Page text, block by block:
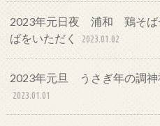
2023年元日夜 浦和 鶏そば
ばをいただく
2023.01.02
2023年元旦 うさぎ年の調神
2023.01.01